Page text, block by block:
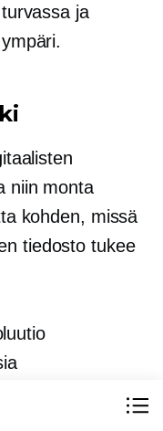
ja
niin monta
kohden, missä
tiedosto tukee